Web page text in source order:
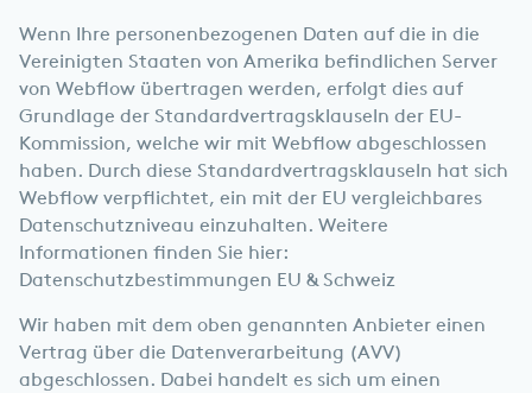
Wenn Ihre personenbezogenen Daten auf die in die
Vereinigten Staaten von Amerika befindlichen Server
von Webflow übertragen werden, erfolgt dies auf
Grundlage der Standardvertragsklauseln der EU-
Kommission, welche wir mit Webflow abgeschlossen
haben. Durch diese Standardvertragsklauseln hat sich
Webflow verpflichtet, ein mit der EU vergleichbares
Datenschutzniveau einzuhalten. Weitere
Informationen finden Sie hier:
Datenschutzbestimmungen EU & Schweiz
Wir haben mit dem oben genannten Anbieter einen
Vertrag über die Datenverarbeitung (AVV)
abgeschlossen. Dabei handelt es sich um einen